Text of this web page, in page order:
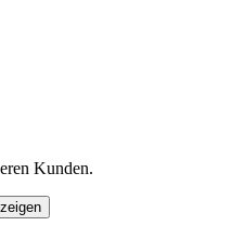
Kunden.